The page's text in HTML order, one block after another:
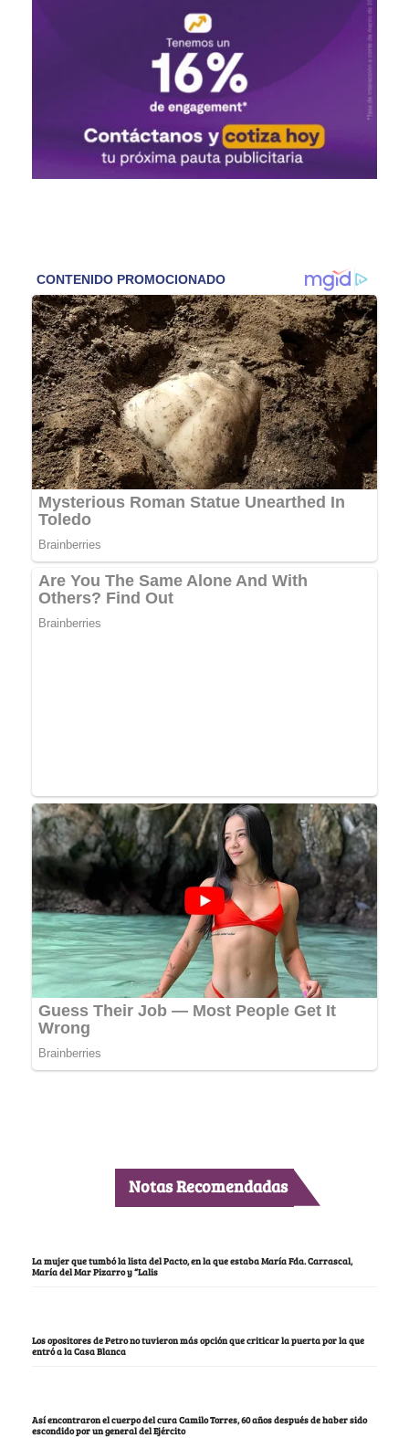
Notas Recomendadas
La mujer que tumbó la lista del Pacto, en la que estaba María Fda. Carrascal,
María del Mar Pizarro y “Lalis
Los opositores de Petro no tuvieron más opción que criticar la puerta por la que
entró a la Casa Blanca
Así encontraron el cuerpo del cura Camilo Torres, 60 años después de haber sido
escondido por un general del Ejército